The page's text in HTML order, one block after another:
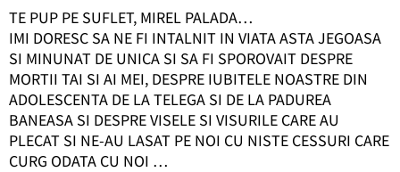
TE PUP PE SUFLET, MIREL PALADA…
IMI DORESC SA NE FI INTALNIT IN VIATA ASTA JEGOASA
SI MINUNAT DE UNICA SI SA FI SPOROVAIT DESPRE
MORTII TAI SI AI MEI, DESPRE IUBITELE NOASTRE DIN
ADOLESCENTA DE LA TELEGA SI DE LA PADUREA
BANEASA SI DESPRE VISELE SI VISURILE CARE AU
PLECAT SI NE-AU LASAT PE NOI CU NISTE CESSURI CARE
CURG ODATA CU NOI …